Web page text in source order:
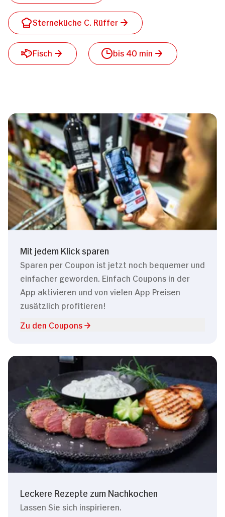
Sterneküche C. Rüffer
Fisch bis 40 min
Mit jedem Klick sparen
Sparen per Coupon ist jetzt noch bequemer und
einfacher geworden. Einfach Coupons in der
App aktivieren und von vielen App Preisen
zusätzlich profitieren!
Zu den Coupons
Leckere Rezepte zum Nachkochen
Lassen Sie sich inspirieren.